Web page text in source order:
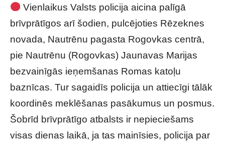
Vienlaikus Valsts policija aicina palīgā
brīvprātīgos arī šodien, pulcējoties Rēzeknes
novada, Nautrēnu pagasta Rogovkas centrā,
pie Nautrēnu (Rogovkas) Jaunavas Marijas
bezvainīgās ieņemšanas Romas katoļu
baznīcas. Tur sagaidīs policija un attiecīgi tālāk
koordinēs meklēšanas pasākumus un posmus.
Šobrīd brīvprātīgo atbalsts ir nepieciešams
visas dienas laikā, ja tas mainīsies, policija par